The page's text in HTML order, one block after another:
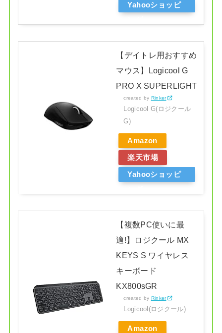
Yahooショッピ
【デイトレ用おすすめ
マウス】Logicool G
PRO X SUPERLIGHT
created by Rinker
Logicool G(ロジクール
G)
Amazon
楽天市場
Yahooショッピ
【複数PC使いに最
適!】ロジクール MX
KEYS S ワイヤレス
キーボード
KX800sGR
created by Rinker
Logicool(ロジクール)
Amazon